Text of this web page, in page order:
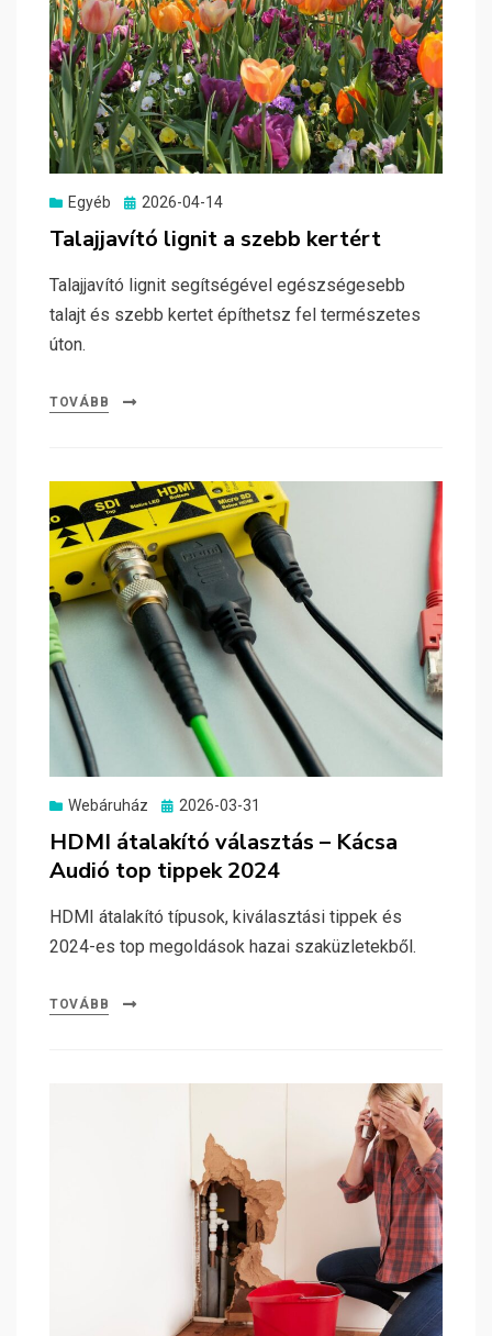
Egyéb
Posted
on
2026-04-14
Talajjavító lignit a szebb kertért
Talajjavító lignit segítségével egészségesebb
talajt és szebb kertet építhetsz fel természetes
úton.
TOVÁBB
Webáruház
Posted
2026-03-31
HDMI átalakító választás – Kácsa
Audió top tippek 2024
HDMI átalakító típusok, kiválasztási tippek és
2024-es top megoldások hazai szaküzletekből.
TOVÁBB